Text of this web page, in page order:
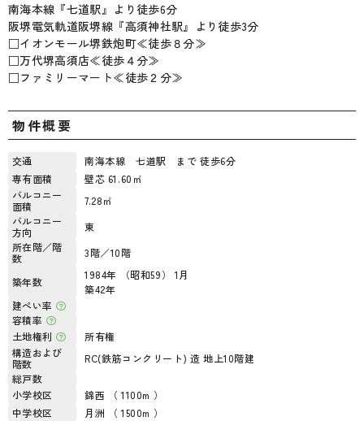
南海本線『七道駅』より徒歩6分
阪堺電気軌道阪堺線『高須神社駅』より徒歩3分
□イオンモール堺鉄炮町≪徒歩８分≫
□万代堺高須店≪徒歩４分≫
□ファミリーマート≪徒歩２分≫
物件概要
交通
南海本線 七道駅 まで 徒歩6分
専有面積
壁芯 61.60㎡
バルコニー
面積
7.28㎡
バルコニー
方向
東
所在階／階
数
3階／10階
築年数
1984年 （昭和59） 1月
築42年
建ぺい率
容積率
土地権利
所有権
構造および
階数
RC(鉄筋コンクリート) 造 地上10階建
総戸数
小学校区
錦西 （ 1100m ）
中学校区
月洲 （ 1500m ）